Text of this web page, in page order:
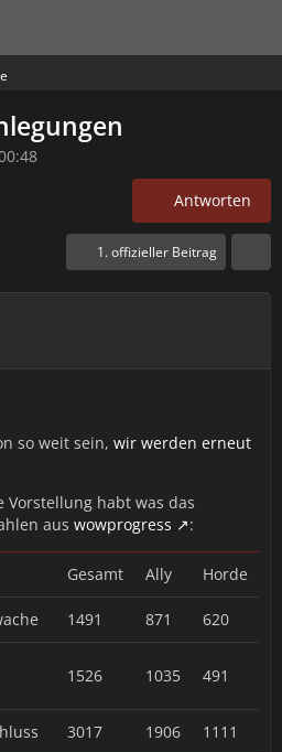
Antworten
1. offizieller Beitrag
so weit sein, wir werden erneut
Vorstellung habt was das
aus wowprogress :
Gesamt Ally Horde
1491 871 620
1526 1035 491
3017 1906 1111